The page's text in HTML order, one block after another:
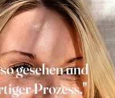
gesehen und
Prozess."